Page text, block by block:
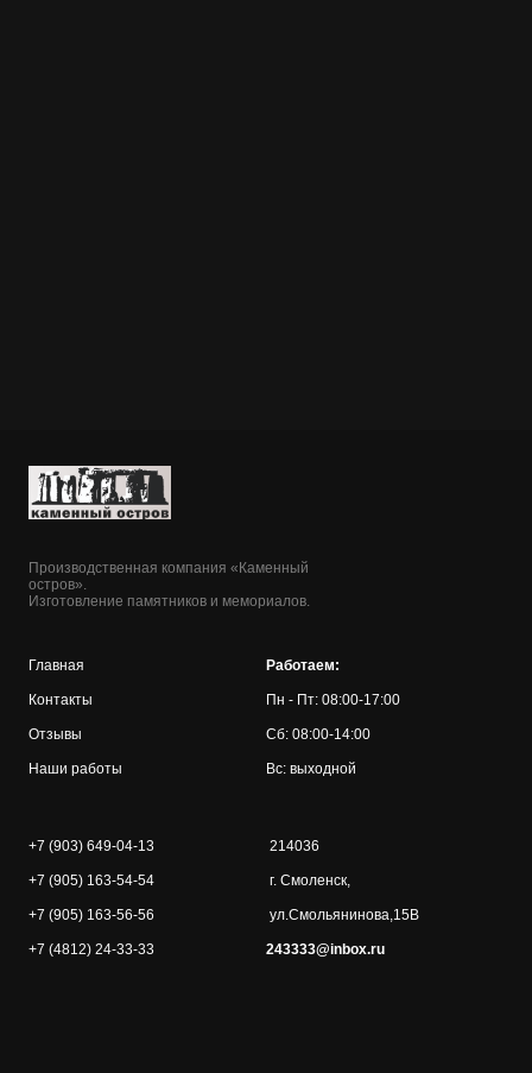
Производственная компания «Каменный
остров».
Изготовление памятников и мемориалов.
Главная
Контакты
Отзывы
Наши работы
Работаем:
Пн - Пт: 08:00-17:00
Сб: 08:00-14:00
Вс: выходной
+7 (903) 649-04-13
+7 (905) 163-54-54
+7 (905) 163-56-56
+7 (4812) 24-33-33
214036
г. Смоленск,
ул.Смольянинова,15В
243333@inbox.ru